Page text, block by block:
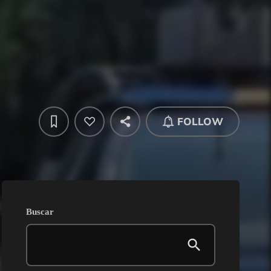
FOLLOW
Buscar